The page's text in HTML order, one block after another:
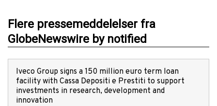
Flere pressemeddelelser fra
GlobeNewswire by notified
Iveco Group signs a 150 million euro term loan
facility with Cassa Depositi e Prestiti to support
investments in research, development and
innovation